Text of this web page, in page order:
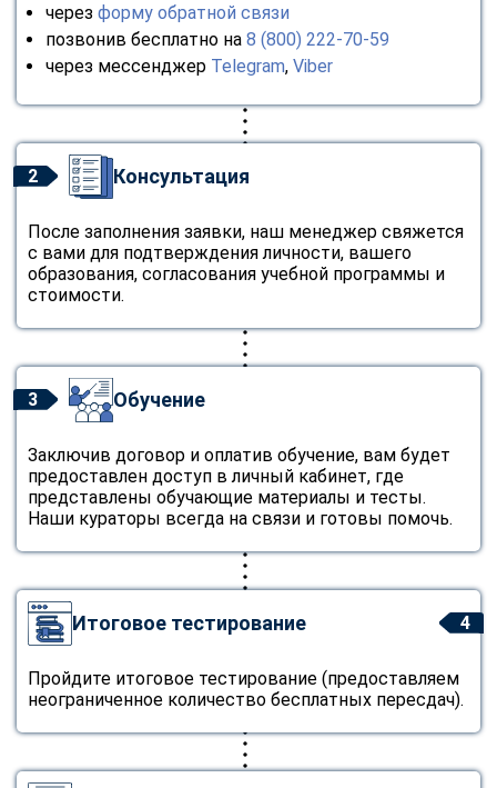
через форму обратной связи
позвонив бесплатно на 8 (800) 222-70-59
через мессенджер Telegram, Viber
2 Консультация
После заполнения заявки, наш менеджер свяжется
с вами для подтверждения личности, вашего
образования, согласования учебной программы и
стоимости.
3 Обучение
Заключив договор и оплатив обучение, вам будет
предоставлен доступ в личный кабинет, где
представлены обучающие материалы и тесты.
Наши кураторы всегда на связи и готовы помочь.
4
Итоговое тестирование
Пройдите итоговое тестирование (предоставляем
неограниченное количество бесплатных пересдач).